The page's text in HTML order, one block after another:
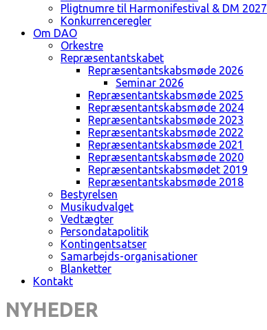
Pligtnumre til Harmonifestival & DM 2027
Konkurrenceregler
Om DAO
Orkestre
Repræsentantskabet
Repræsentantskabsmøde 2026
Seminar 2026
Repræsentantskabsmøde 2025
Repræsentantskabsmøde 2024
Repræsentantskabsmøde 2023
Repræsentantskabsmøde 2022
Repræsentantskabsmøde 2021
Repræsentantskabsmøde 2020
Repræsentantskabsmødet 2019
Repræsentantskabsmøde 2018
Bestyrelsen
Musikudvalget
Vedtægter
Persondatapolitik
Kontingentsatser
Samarbejds-organisationer
Blanketter
Kontakt
NYHEDER